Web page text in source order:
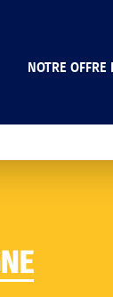
NOTRE OFFRE